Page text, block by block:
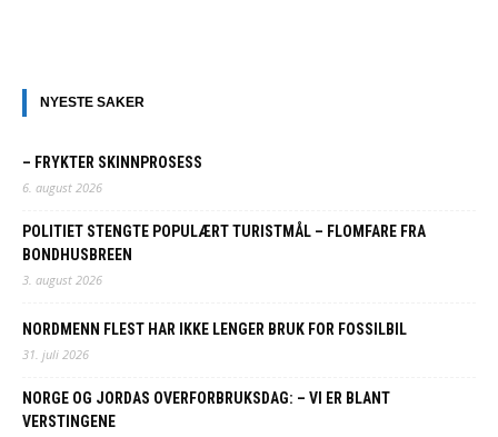
NYESTE SAKER
– FRYKTER SKINNPROSESS
6. august 2026
POLITIET STENGTE POPULÆRT TURISTMÅL – FLOMFARE FRA
BONDHUSBREEN
3. august 2026
NORDMENN FLEST HAR IKKE LENGER BRUK FOR FOSSILBIL
31. juli 2026
NORGE OG JORDAS OVERFORBRUKSDAG: – VI ER BLANT
VERSTINGENE